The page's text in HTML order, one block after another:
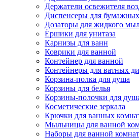
Держатели освежителя
Диспенсеры для
Дозаторы для жидкого
Ёршики для унитаза
Карнизы для ванн
Коврики для ванной
Контейнер для ванной
Контейнеры для ватных
Корзина-полка для душа
Корзины для белья
Корзины-полочки для
Косметические зеркала
Крючки для ванных
Мыльницы для ванной
Наборы для ванной